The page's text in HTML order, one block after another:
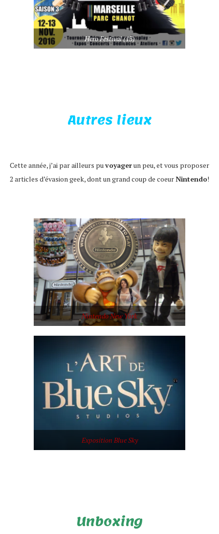
Hero Festival (13)
Autres lieux
Cette année, j’ai par ailleurs puvoyagerun peu, et vous proposer
2 articles d’évasion geek, dont un grand coup de coeurNintendo!
Nintendo New York
Exposition Blue Sky
Unboxing